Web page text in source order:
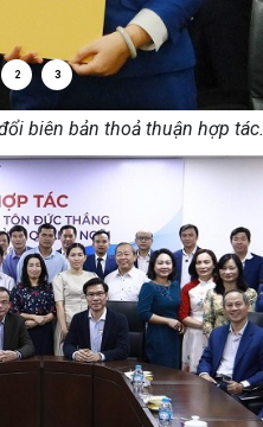
2 3
biên bản thoả thuận hợp tác.